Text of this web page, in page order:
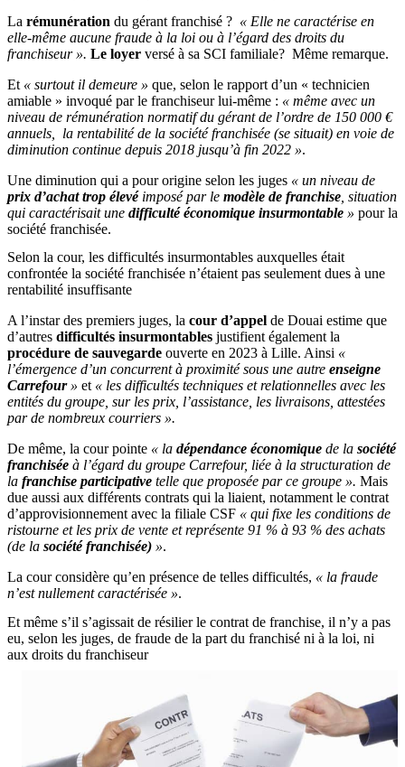
La rémunération du gérant franchisé ? « Elle ne caractérise en
elle-même aucune fraude à la loi ou à l’égard des droits du
franchiseur ». Le loyer versé à sa SCI familiale? Même remarque.
Et « surtout il demeure » que, selon le rapport d’un « technicien
amiable » invoqué par le franchiseur lui-même : « même avec un
niveau de rémunération normatif du gérant de l’ordre de 150 000 €
annuels, la rentabilité de la société franchisée (se situait) en voie de
diminution continue depuis 2018 jusqu’à fin 2022 ».
Une diminution qui a pour origine selon les juges « un niveau de
prix d’achat trop élevé imposé par le modèle de franchise , situation
qui caractérisait une difficulté économique insurmontable » pour la
société franchisée.
Selon la cour, les difficultés insurmontables auxquelles était
confrontée la société franchisée n’étaient pas seulement dues à une
rentabilité insuffisante
A l’instar des premiers juges, la cour d’appel de Douai estime que
d’autres difficultés insurmontables justifient également la
procédure de sauvegarde ouverte en 2023 à Lille. Ainsi «
l’émergence d’un concurrent à proximité sous une autre enseigne
Carrefour» et « les difficultés techniques et relationnelles avec les
entités du groupe, sur les prix, l’assistance, les livraisons, attestées
par de nombreux courriers ».
De même, la cour pointe « la dépendance économique de la société
franchisée à l’égard du groupe Carrefour, liée à la structuration de
la franchise participative telle que proposée par ce groupe ». Mais
due aussi aux différents contrats qui la liaient, notamment le contrat
d’approvisionnement avec la filiale CSF « qui fixe les conditions de
ristourne et les prix de vente et représente 91 % à 93 % des achats
(de la société franchisée) ».
La cour considère qu’en présence de telles difficultés, « la fraude
n’est nullement caractérisée ».
Et même s’il s’agissait de résilier le contrat de franchise, il n’y a pas
eu, selon les juges, de fraude de la part du franchisé ni à la loi, ni
aux droits du franchiseur